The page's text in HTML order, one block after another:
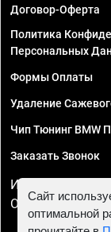
Договор-Оферта
Политика
Персональных
Формы Оплаты
Удаление
Чип Тюнинг BMW
Заказать Звонок
ИП Смирнов
ОГРНИП
Сайт
оптимальной